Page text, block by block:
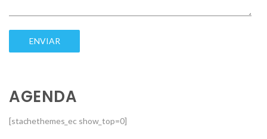
AGENDA
[stachethemes_ec show_top=0]